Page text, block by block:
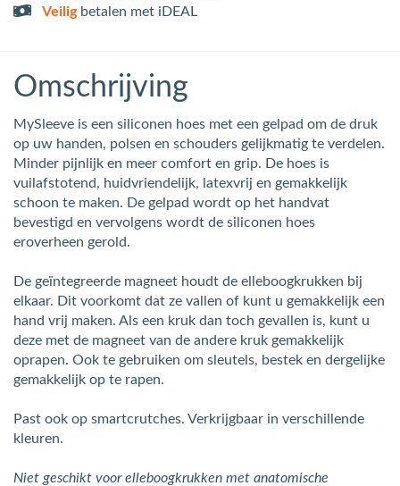
Veiligbetalen met iDEAL
Omschrijving
MySleeve is een siliconen hoes met een gelpad om de druk
op uw handen, polsen en schouders gelijkmatig te verdelen.
Minder pijnlijk en meer comfort en grip. De hoes is
vuilafstotend, huidvriendelijk, latexvrij en gemakkelijk
schoon te maken. De gelpad wordt op het handvat
bevestigd en vervolgens wordt de siliconen hoes
eroverheen gerold.
De geïntegreerde magneet houdt de elleboogkrukken bij
elkaar. Dit voorkomt dat ze vallen of kunt u gemakkelijk een
hand vrij maken. Als een kruk dan toch gevallen is, kunt u
deze met de magneet van de andere kruk gemakkelijk
oprapen. Ook te gebruiken om sleutels, bestek en dergelijke
gemakkelijk op te rapen.
Past ook op smartcrutches. Verkrijgbaar in verschillende
kleuren.
Niet geschikt voor elleboogkrukken met anatomische